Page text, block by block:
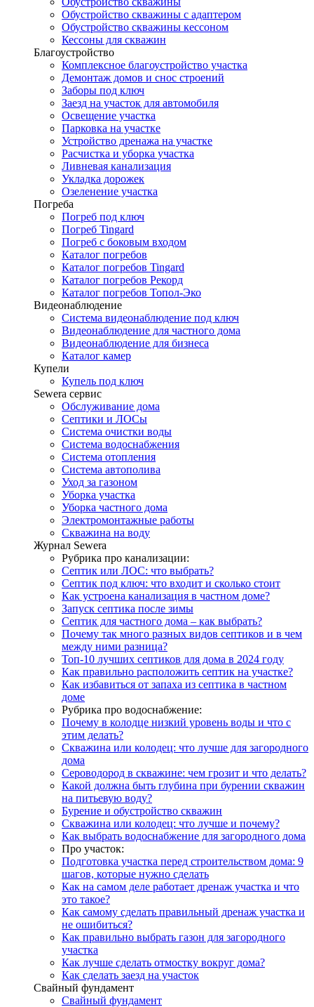
Обустройство скважины с адаптером
Обустройство скважины кессоном
Кессоны для скважин
Благоустройство
Комплексное благоустройство участка
Демонтаж домов и снос строений
Заборы под ключ
Заезд на участок для автомобиля
Освещение участка
Парковка на участке
Устройство дренажа на участке
Расчистка и уборка участка
Ливневая канализация
Укладка дорожек
Озеленение участка
Погреба
Погреб под ключ
Погреб Tingard
Погреб с боковым входом
Каталог погребов
Каталог погребов Tingard
Каталог погребов Рекорд
Каталог погребов Топол-Эко
Видеонаблюдение
Система видеонаблюдение под ключ
Видеонаблюдение для частного дома
Видеонаблюдение для бизнеса
Каталог камер
Купели
Купель под ключ
Sewera сервис
Обслуживание дома
Септики и ЛОСы
Система очистки воды
Система водоснабжения
Система отопления
Система автополива
Уход за газоном
Уборка участка
Уборка частного дома
Электромонтажные работы
Скважина на воду
Журнал Sewera
Рубрика про канализации:
Септик или ЛОС: что выбрать?
Септик под ключ: что входит и сколько стоит
Как устроена канализация в частном доме?
Запуск септика после зимы
Септик для частного дома – как выбрать?
Почему так много разных видов септиков и в чем
между ними разница?
Топ-10 лучших септиков для дома в 2024 году
Как правильно расположить септик на участке?
Как избавиться от запаха из септика в частном
доме
Рубрика про водоснабжение:
Почему в колодце низкий уровень воды и что с
этим делать?
Скважина или колодец: что лучше для загородного
дома
Сероводород в скважине: чем грозит и что делать?
Какой должна быть глубина при бурении скважин
на питьевую воду?
Бурение и обустройство скважин
Скважина или колодец: что лучше и почему?
Как выбрать водоснабжение для загородного дома
Про участок:
Подготовка участка перед строительством дома: 9
шагов, которые нужно сделать
Как на самом деле работает дренаж участка и что
это такое?
Как самому сделать правильный дренаж участка и
не ошибиться?
Как правильно выбрать газон для загородного
участка
Как лучше сделать отмостку вокруг дома?
Как сделать заезд на участок
Свайный фундамент
Свайный фундамент